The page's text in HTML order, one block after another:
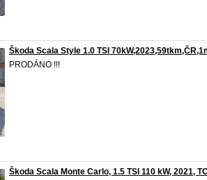
Škoda Scala Style 1.0 TSI
PRODÁNO !!!
Škoda Scala Monte Carlo, 1.5 TSI 110 kW, 2021,